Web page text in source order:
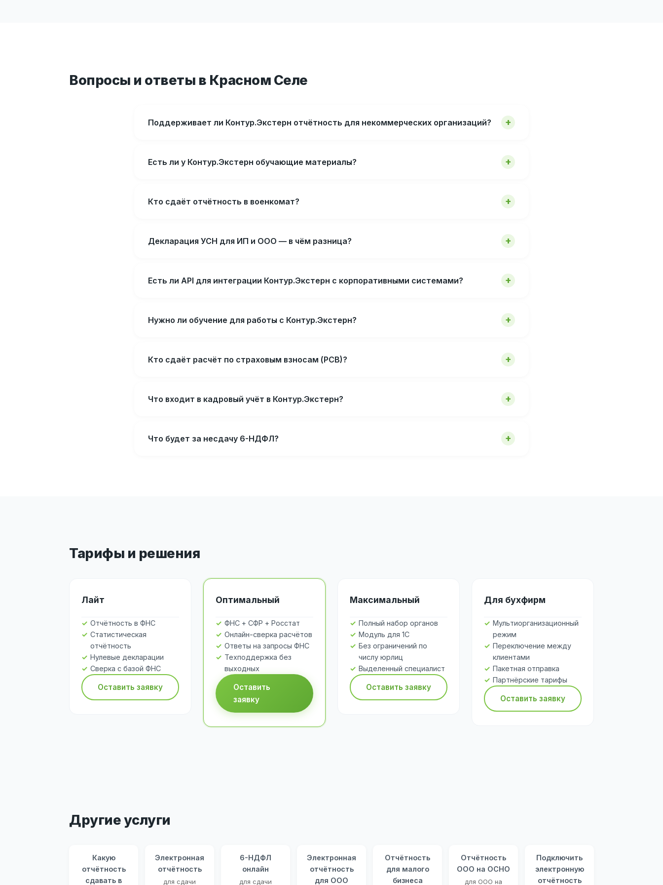
Вопросы и ответы в Красном Селе
Поддерживает ли Контур.Экстерн отчётность для некоммерческих организаций?
Есть ли у Контур.Экстерн обучающие материалы?
Кто сдаёт отчётность в военкомат?
Декларация УСН для ИП и ООО — в чём разница?
Есть ли API для интеграции Контур.Экстерн с корпоративными системами?
Нужно ли обучение для работы с Контур.Экстерн?
Кто сдаёт расчёт по страховым взносам (РСВ)?
Что входит в кадровый учёт в Контур.Экстерн?
Что будет за несдачу 6-НДФЛ?
Тарифы и решения
Лайт
Отчётность в ФНС
Статистическая
отчётность
Нулевые декларации
Сверка с базой ФНС
Оставить заявку
Оптимальный
ФНС + СФР + Росстат
Онлайн-сверка расчётов
Ответы на запросы ФНС
Техподдержка без
выходных
Оставить
заявку
Максимальный
Полный набор органов
Модуль для 1С
Без ограничений по
числу юрлиц
Выделенный специалист
Оставить заявку
Для бухфирм
Мультиорганизационный
режим
Переключение между
клиентами
Пакетная отправка
Партнёрские тарифы
Оставить заявку
Другие услуги
Какую
отчётность
сдавать в
Электронная
отчётность
для сдачи
6-НДФЛ
онлайн
для сдачи
Электронная
отчётность
для ООО
Отчётность
для малого
бизнеса
Отчётность
ООО на ОСНО
для ООО на
Подключить
электронную
отчётность